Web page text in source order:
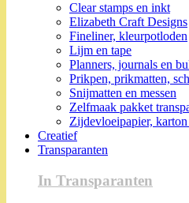
Clear stamps en inkt
Elizabeth Craft Designs
Fineliner, kleurpotloden
Lijm en tape
Planners, journals en
Prikpen, prikmatten,
Snijmatten en messen
Zelfmaak pakket
Zijdevloeipapier,
Creatief
Transparanten
In Transparanten